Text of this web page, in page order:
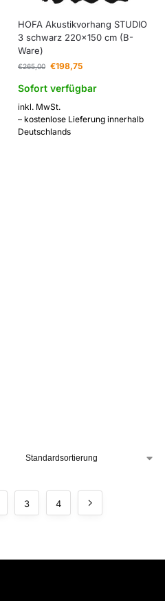
HOFA Akustikvorhang STUDIO
3 schwarz 220×150 cm (B-
Ware)
€265,00 €198,75
Sofort verfügbar
inkl. MwSt.
– kostenlose Lieferung innerhalb
Deutschlands
3 4